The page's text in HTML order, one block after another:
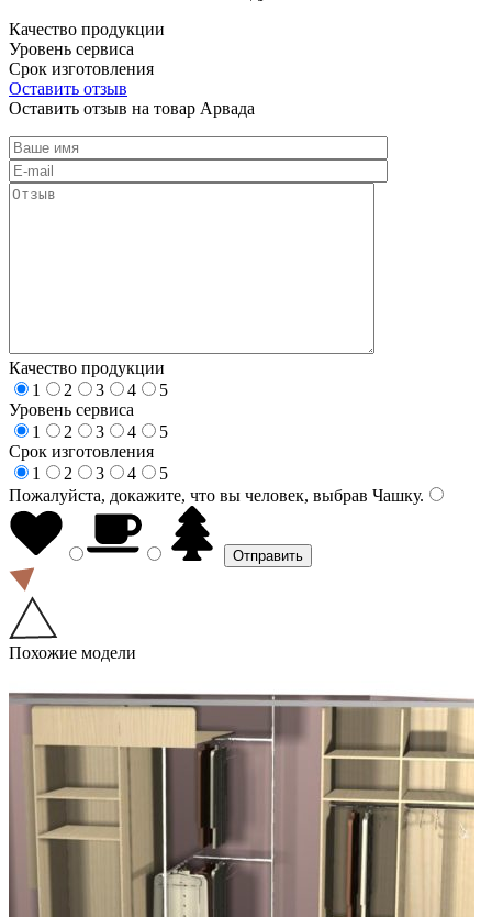
Качество продукции
Уровень сервиса
Срок изготовления
Оставить отзыв
Оставить отзыв на товар Арвада
Качество продукции
1
2 3 4
5
Уровень сервиса
1
2 3 4
5
Срок изготовления
1
2 3 4
5
Пожалуйста, докажите, что вы человек, выбрав Чашку.
Похожие модели